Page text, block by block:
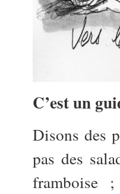
C’est un
Disons des
pas des
framboise